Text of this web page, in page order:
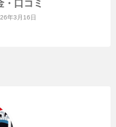
・口コミ
年3月16日